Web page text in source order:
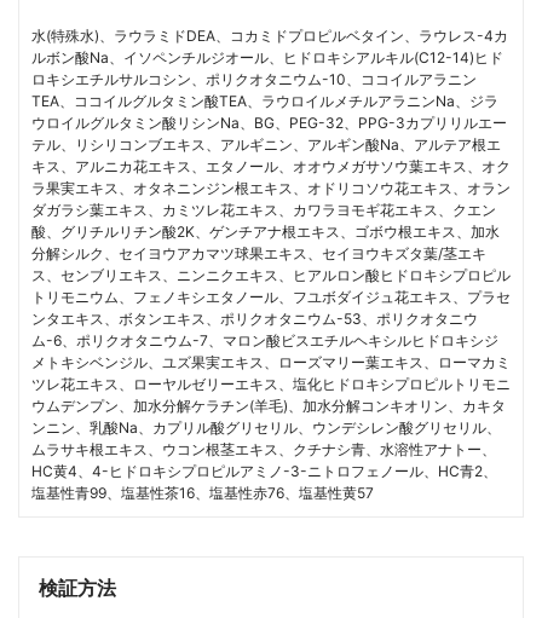
水(特殊水)、ラウラミドDEA、コカミドプロピルベタイン、ラウレス-4カ
ルボン酸Na、イソペンチルジオール、ヒドロキシアルキル(C12-14)ヒド
ロキシエチルサルコシン、ポリクオタニウム-10、ココイルアラニン
TEA、ココイルグルタミン酸TEA、ラウロイルメチルアラニンNa、ジラ
ウロイルグルタミン酸リシンNa、BG、PEG-32、PPG-3カプリリルエー
テル、リシリコンブエキス、アルギニン、アルギン酸Na、アルテア根エ
キス、アルニカ花エキス、エタノール、オオウメガサソウ葉エキス、オク
ラ果実エキス、オタネニンジン根エキス、オドリコソウ花エキス、オラン
ダガラシ葉エキス、カミツレ花エキス、カワラヨモギ花エキス、クエン
酸、グリチルリチン酸2K、ゲンチアナ根エキス、ゴボウ根エキス、加水
分解シルク、セイヨウアカマツ球果エキス、セイヨウキズタ葉/茎エキ
ス、センブリエキス、ニンニクエキス、ヒアルロン酸ヒドロキシプロピル
トリモニウム、フェノキシエタノール、フユボダイジュ花エキス、プラセ
ンタエキス、ボタンエキス、ポリクオタニウム-53、ポリクオタニウ
ム-6、ポリクオタニウム-7、マロン酸ビスエチルヘキシルヒドロキシジ
メトキシベンジル、ユズ果実エキス、ローズマリー葉エキス、ローマカミ
ツレ花エキス、ローヤルゼリーエキス、塩化ヒドロキシプロピルトリモニ
ウムデンプン、加水分解ケラチン(羊毛)、加水分解コンキオリン、カキタ
ンニン、乳酸Na、カプリル酸グリセリル、ウンデシレン酸グリセリル、
ムラサキ根エキス、ウコン根茎エキス、クチナシ青、水溶性アナトー、
HC黄4、4-ヒドロキシプロピルアミノ-3-ニトロフェノール、HC青2、
塩基性青99、塩基性茶16、塩基性赤76、塩基性黄57
検証方法